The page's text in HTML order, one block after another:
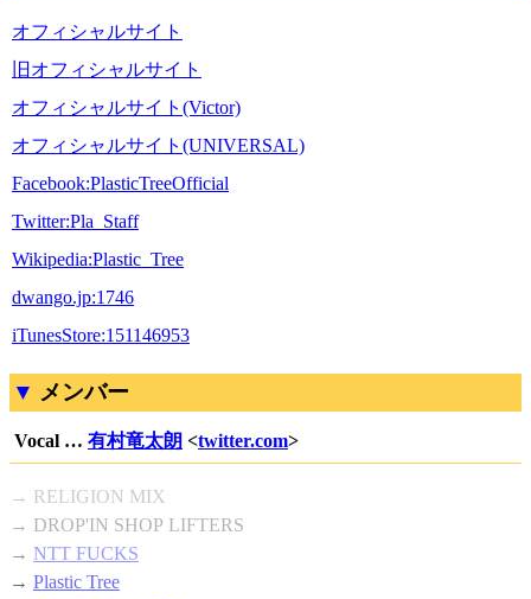
オフィシャルサイト
旧オフィシャルサイト
オフィシャルサイト(Victor)
オフィシャルサイト(UNIVERSAL)
Facebook:PlasticTreeOfficial
Twitter:Pla_Staff
Wikipedia:Plastic_Tree
dwango.jp:1746
iTunesStore:151146953
メンバー
Vocal … 有村竜太朗 <twitter.com>
→ RELIGION MIX
→ DROP'IN SHOP LIFTERS
→ NTT FUCKS
→ Plastic Tree